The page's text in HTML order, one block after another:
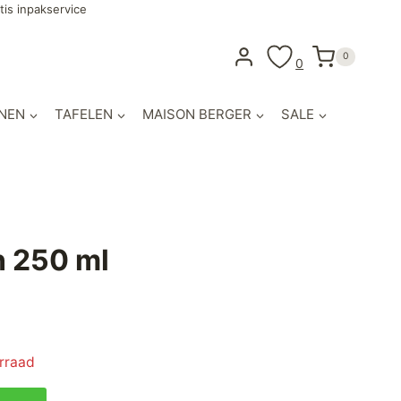
inpakservice
0 0
TAFELEN MAISON BERGER SALE
250 ml